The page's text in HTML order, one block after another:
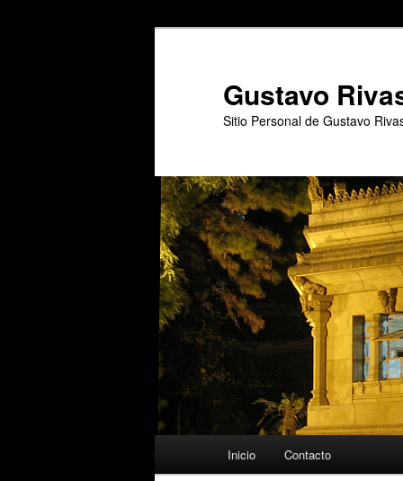
Gustavo
Sitio Personal de Gustavo
Inicio Contacto